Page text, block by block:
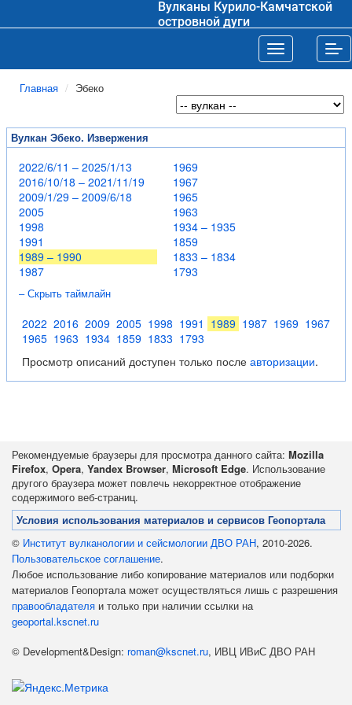
Вулканы Курило-Камчатской
островной дуги
Toggle
Главная Эбеко
Вулкан Эбеко. Извержения
2022/6/11 – 2025/1/13
2016/10/18 – 2021/11/19
2009/1/29 – 2009/6/18
2005
1998
1991
1989 – 1990
1987
1969
1967
1965
1963
1934 – 1935
1859
1833 – 1834
1793
– Скрыть таймлайн
2022 2016 2009 2005 1998 1991 1989 1987 1969 1967
1965 1963 1934 1859 1833 1793
Просмотр описаний доступен только после авторизации.
Рекомендуемые браузеры для просмотра данного сайта: Mozilla
Firefox, Opera, Yandex Browser, Microsoft Edge. Использование
другого браузера может повлечь некорректное отображение
содержимого веб-страниц.
Условия использования материалов и сервисов Геопортала
© Институт вулканологии и сейсмологии ДВО РАН, 2010-2026.
Пользовательское соглашение.
Любое использование либо копирование материалов или подборки
материалов Геопортала может осуществляться лишь с разрешения
правообладателя и только при наличии ссылки на
geoportal.kscnet.ru
© Development&Design: roman@kscnet.ru, ИВЦ ИВиС ДВО РАН